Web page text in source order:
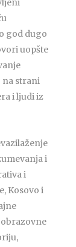
god dugo
uopšte
na strani
i ljudi iz
i
i
Kosovo i